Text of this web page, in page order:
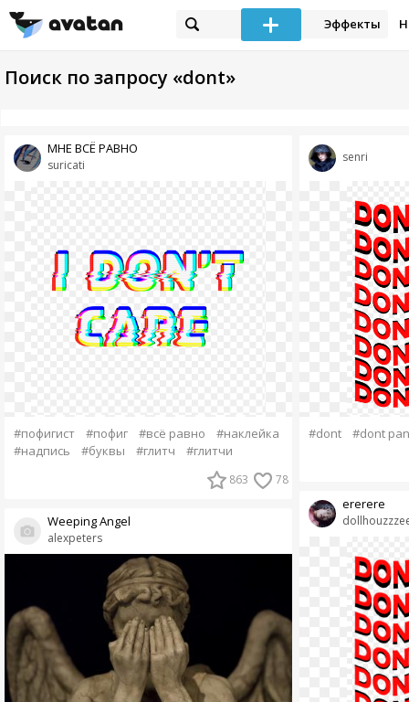
Эффекты
Поиск по запросу «dont»
suricati
МНЕ ВСЁ РАВНО
#пофигист #пофиг #всё равно
#наклейка
#надпись
#буквы #глитч #глитчи
863 78
alexpeters
Weeping Angel
senri
#dont #dont
ererere